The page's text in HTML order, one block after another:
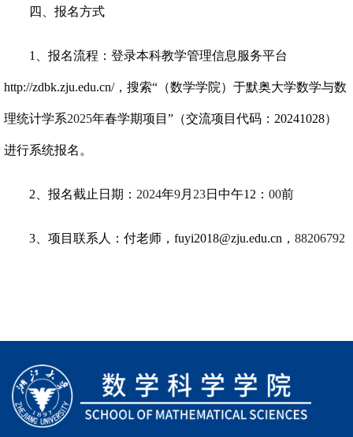
四、报名方式
1 、报名流程：登录本科教学管理信息服务平台
http://zdbk.zju.edu.cn/，搜索“（数学学院）于默奥大学数学与数
理统计学系2025年春学期项目”（交流项目代码： 20241028）
进行系统报名。
2 、报名截止日期： 2024年9月 23日中午12： 00前
3 、项目联系人：付老师， fuyi2018@zju.edu.cn ， 88206792